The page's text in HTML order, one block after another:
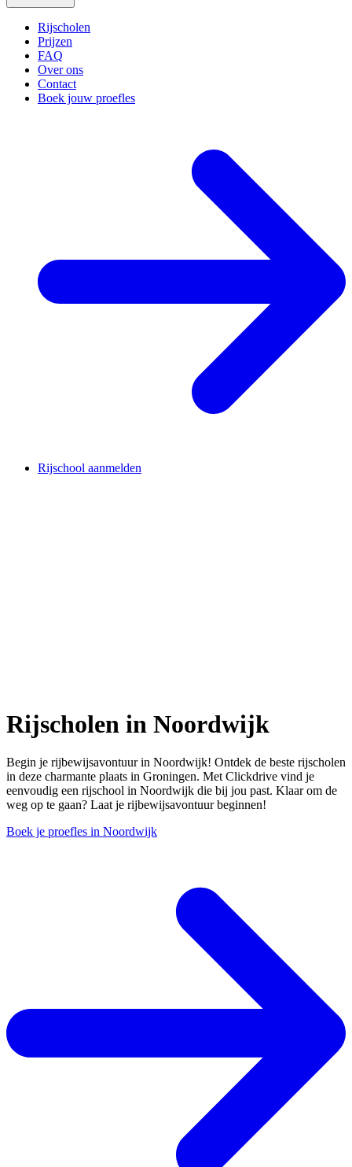
Rijscholen
Prijzen
FAQ
Over ons
Contact
Boek jouw proefles
Rijschool aanmelden
Rijscholen in Noordwijk
Begin je rijbewijsavontuur in Noordwijk! Ontdek de beste rijscholen
in deze charmante plaats in Groningen. Met Clickdrive vind je
eenvoudig een rijschool in Noordwijk die bij jou past. Klaar om de
weg op te gaan? Laat je rijbewijsavontuur beginnen!
Boek je proefles in Noordwijk